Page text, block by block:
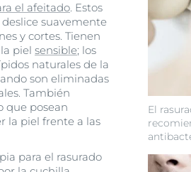
El
el afeitado. Estos
suavemente
y cortes. Tienen
piel sensible; los
naturales de la
son eliminadas
También
que posean
la piel frente a las
para el rasurado